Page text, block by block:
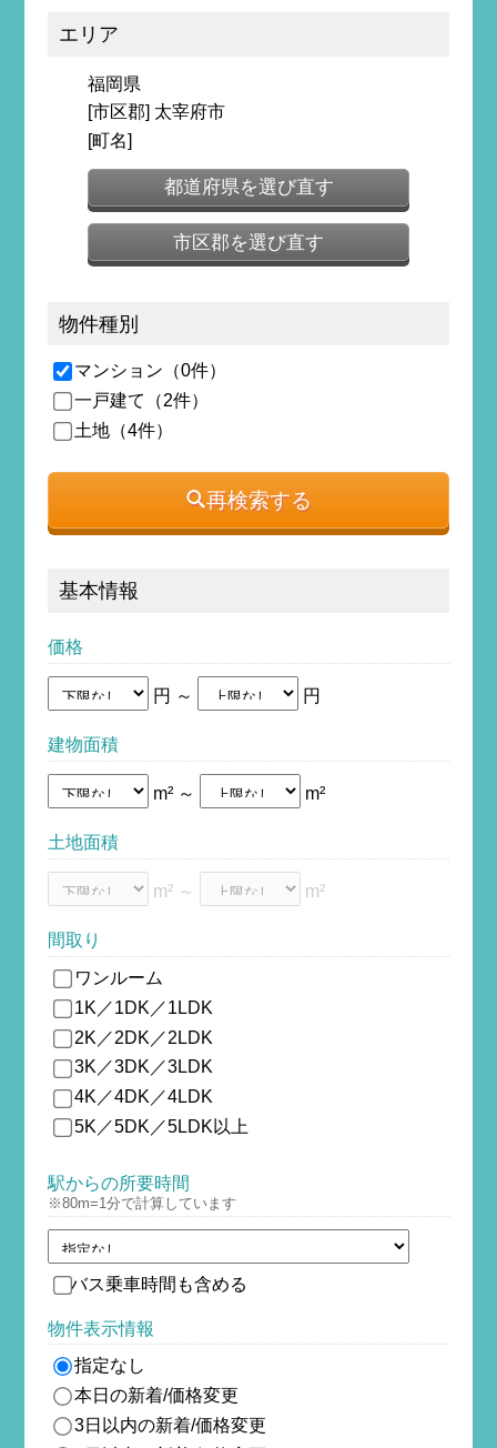
エリア
福岡県
[市区郡] 太宰府市
[町名]
都道府県を選び直す
市区郡を選び直す
物件種別
マンション（0件）
一戸建て（2件）
土地（4件）
再検索する
基本情報
価格
円 ～ 円
建物面積
m² ～ m²
土地面積
m² ～ m²
間取り
ワンルーム
1K／1DK／1LDK
2K／2DK／2LDK
3K／3DK／3LDK
4K／4DK／4LDK
5K／5DK／5LDK以上
駅からの所要時間
※80m=1分で計算しています
バス乗車時間も含める
物件表示情報
指定なし
本日の新着/価格変更
3日以内の新着/価格変更